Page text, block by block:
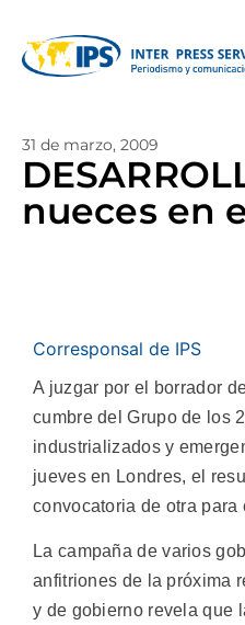
31 de marzo, 2009
nueces en
Corresponsal de IPS
A juzgar por el borrador
cumbre del Grupo de los
industrializados y
jueves en Londres, el
convocatoria de otra para
La campaña de varios
anfitriones de la próxima
y de gobierno revela que